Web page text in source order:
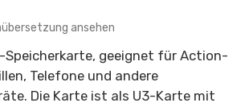
ansehen
Speicherkarte, geeignet für Action-
Telefone und andere
Die Karte ist als U3-Karte mit